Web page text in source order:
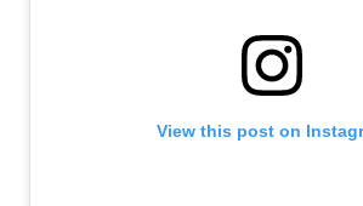
View this post on